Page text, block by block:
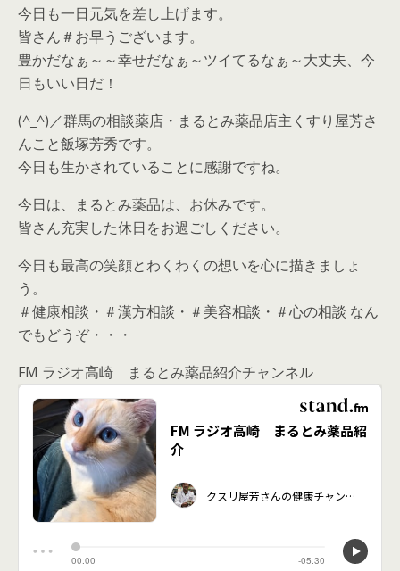
今日も一日元気を差し上げます。
皆さん＃お早うございます。
豊かだなぁ～～幸せだなぁ～ツイてるなぁ～大丈夫、今
日もいい日だ！
(^_^)／群馬の相談薬店・まるとみ薬品店主くすり屋芳さ
んこと飯塚芳秀です。
今日も生かされていることに感謝ですね。
今日は、まるとみ薬品は、お休みです。
皆さん充実した休日をお過ごしください。
今日も最高の笑顔とわくわくの想いを心に描きましょ
う。
＃健康相談・＃漢方相談・＃美容相談・＃心の相談 なん
でもどうぞ・・・
FM ラジオ高崎 まるとみ薬品紹介チャンネル